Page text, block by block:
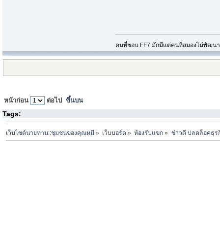
คนที่ชอบ FF7 มักมีแต่คนที่สมองไม่พัฒนา
หน้าก่อน ต่อไป ขึ้นบน
Tags:
เว็บไซต์นายท่าน::ชุมชนของคุณหมี » เว็บบอร์ด » ห้องรับแขก » ข่าวดี ปลดล็อคธุร